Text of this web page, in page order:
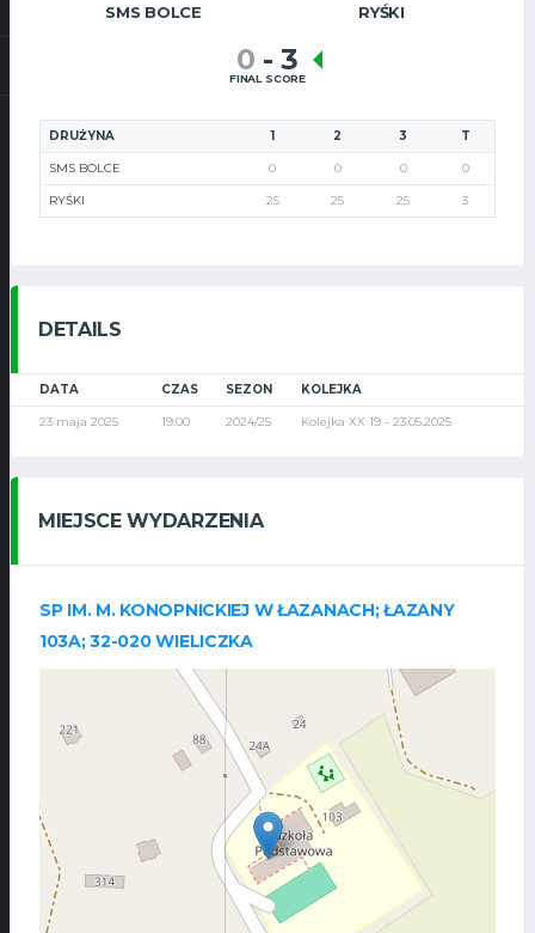
SMS BOLCE RYŚKI
0 - 3
FINAL SCORE
DRUŻYNA 1 2 3 T
SMS BOLCE 0 0 0 0
RYŚKI 25 25 25 3
DETAILS
DATA CZAS SEZON KOLEJKA
23 maja 2025 19:00 2024/25 Kolejka XX 19 - 23.05.2025
MIEJSCE WYDARZENIA
SP IM. M. KONOPNICKIEJ W ŁAZANACH; ŁAZANY
103A; 32-020 WIELICZKA